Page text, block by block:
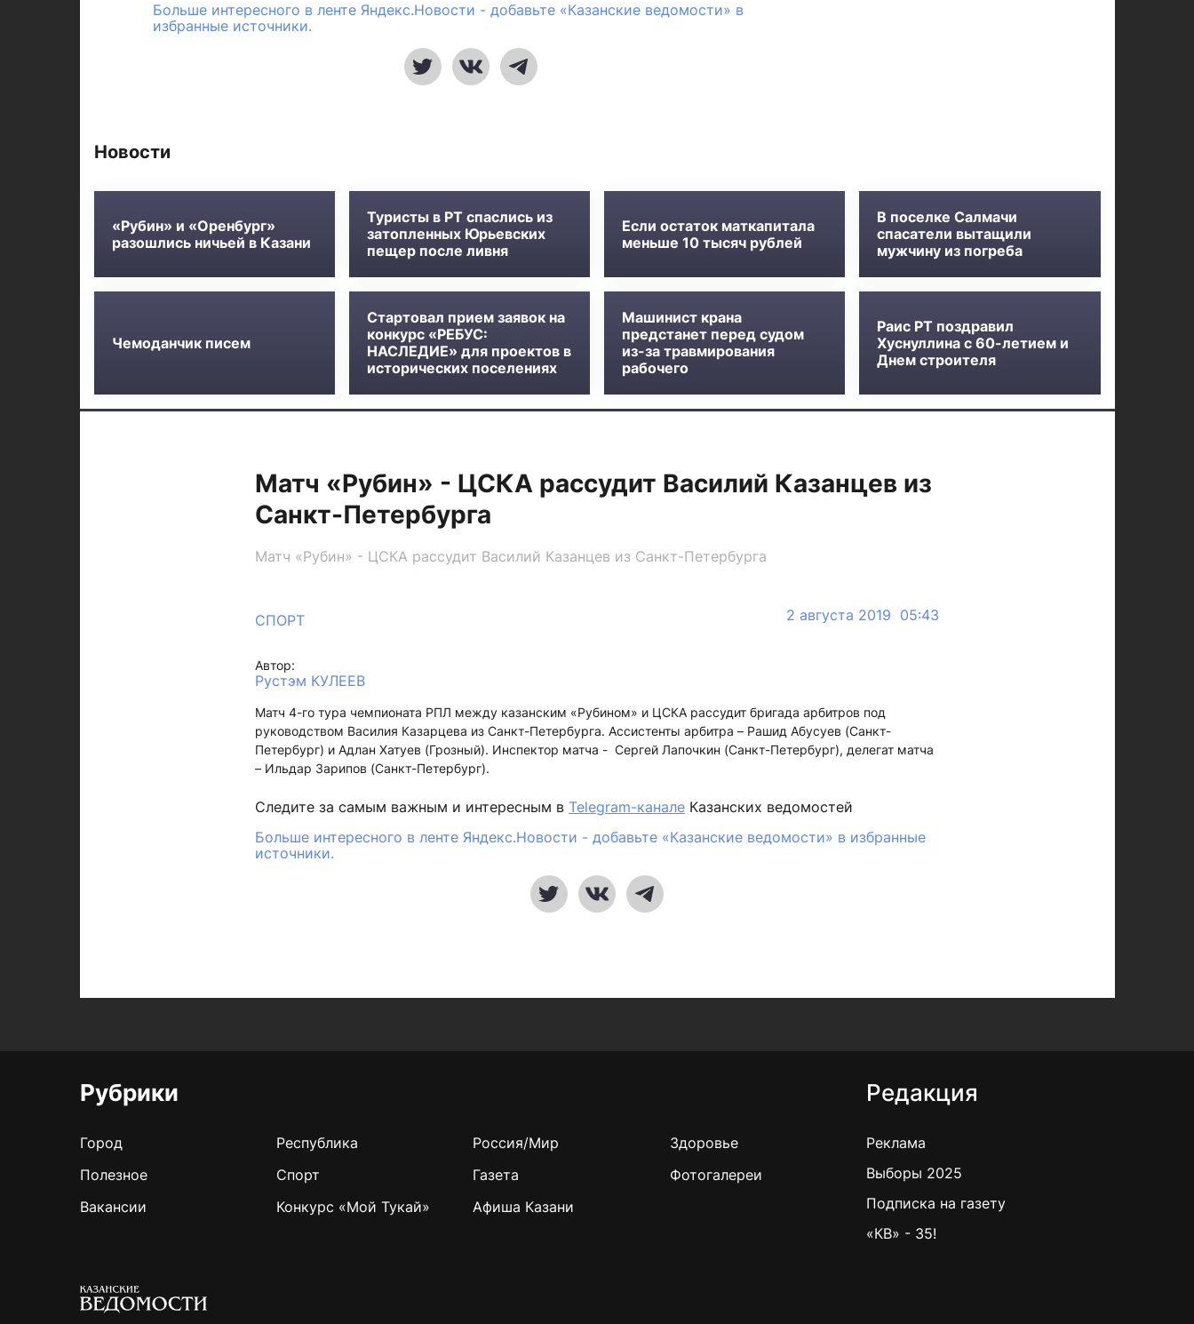
Больше интересного в ленте Яндекс.Новости - добавьте «Казанские ведомости» в
избранные источники.
Новости
«Рубин» и «Оренбург»
разошлись ничьей в Казани
Туристы в РТ спаслись из
затопленных Юрьевских
пещер после ливня
Если остаток маткапитала
меньше 10 тысяч рублей
В поселке Салмачи
спасатели вытащили
мужчину из погреба
Чемоданчик писем
Стартовал прием заявок на
конкурс «РЕБУС:
НАСЛЕДИЕ» для проектов в
исторических поселениях
Машинист крана
предстанет перед судом
из-за травмирования
рабочего
Раис РТ поздравил
Хуснуллина с 60-летием и
Днем строителя
Матч «Рубин» - ЦСКА рассудит Василий Казанцев из
Санкт-Петербурга
Матч «Рубин» - ЦСКА рассудит Василий Казанцев из Санкт-Петербурга
СПОРТ 2 августа 2019 05:43
Автор:
Рустэм КУЛЕЕВ
Матч 4-го тура чемпионата РПЛ между казанским «Рубином» и ЦСКА рассудит бригада арбитров под
руководством Василия Казарцева из Санкт-Петербурга. Ассистенты арбитра – Рашид Абусуев (Санкт-
Петербург) и Адлан Хатуев (Грозный). Инспектор матча - Сергей Лапочкин (Санкт-Петербург), делегат матча
– Ильдар Зарипов (Санкт-Петербург).
Следите за самым важным и интересным в Telegram-канале Казанских ведомостей
Больше интересного в ленте Яндекс.Новости - добавьте «Казанские ведомости» в избранные
источники.
Рубрики
Город Республика Россия/Мир
Здоровье
Полезное
Спорт Газета
Фотогалереи
Вакансии
Конкурс «Мой Тукай» Афиша Казани
Редакция
Реклама
Выборы 2025
Подписка на газету
«КВ» - 35!